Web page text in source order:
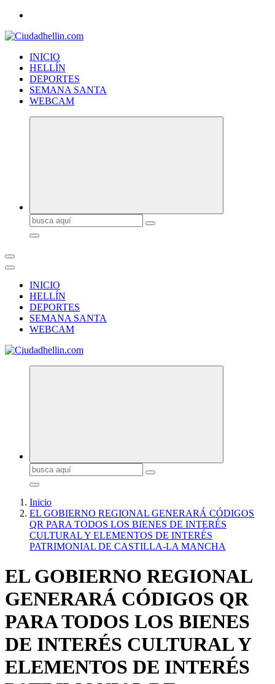
Saltar
contenido
INICIO
HELLÍN
DEPORTES
SEMANA SANTA
WEBCAM
Buscar:
INICIO
HELLÍN
DEPORTES
SEMANA SANTA
WEBCAM
Buscar:
Inicio
EL GOBIERNO REGIONAL GENERARÁ CÓDIGOS
QR PARA TODOS LOS BIENES DE INTERÉS
CULTURAL Y ELEMENTOS DE INTERÉS
PATRIMONIAL DE CASTILLA-LA MANCHA
EL GOBIERNO REGIONAL
GENERARÁ CÓDIGOS QR
PARA TODOS LOS BIENES
DE INTERÉS CULTURAL Y
ELEMENTOS DE INTERÉS